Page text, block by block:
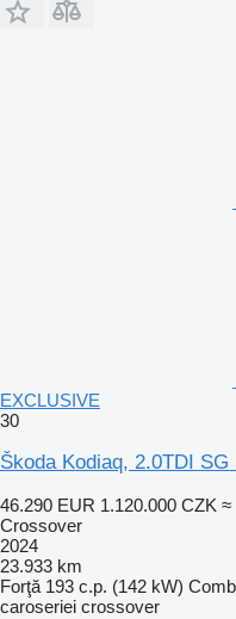
EXCLUSIVE
30
Škoda Kodiaq, 2.0TDI SG
46.290 EUR 1.120.000 CZK ≈
Crossover
2024
23.933 km
Forţă 193 c.p. (142 kW)
caroseriei crossover